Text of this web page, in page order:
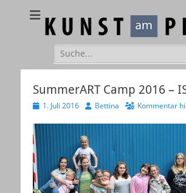
Kunst
Galerie – Atelier – Kreativ-Events
Suchen
nach:
SummerART Camp 2016 –
Veröffentlicht
1. Juli 2016 AutorBettina Kommentar